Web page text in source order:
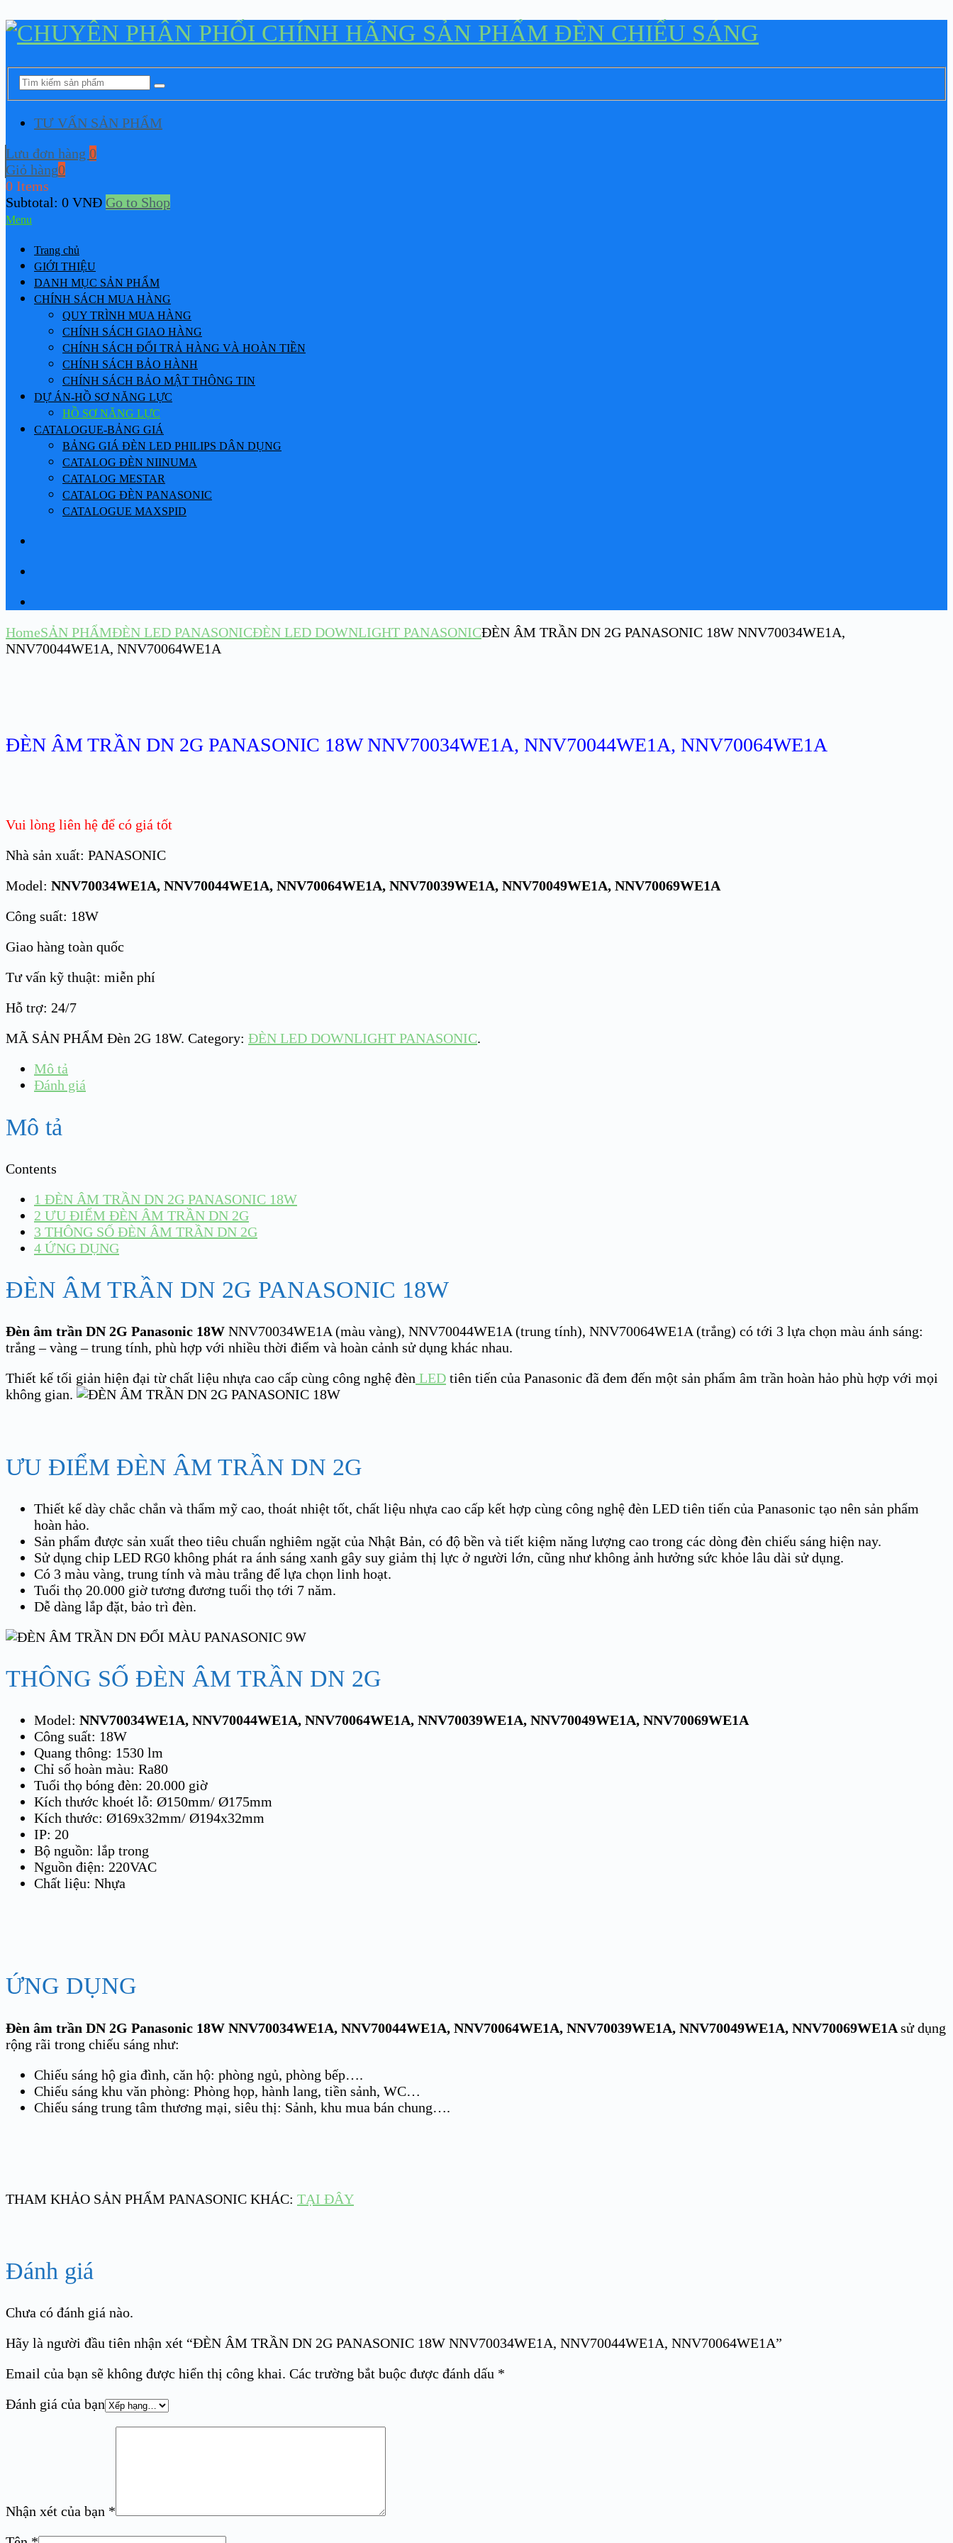
TƯ VẤN SẢN PHẨM
Lưu đơn hàng 0
Giỏ hàng0
0 Items
Subtotal: 0 VNĐ Go to Shop
Menu
Trang chủ
GIỚI THIỆU
DANH MỤC SẢN PHẨM
CHÍNH SÁCH MUA HÀNG
QUY TRÌNH MUA HÀNG
CHÍNH SÁCH GIAO HÀNG
CHÍNH SÁCH ĐỔI TRẢ HÀNG VÀ HOÀN TIỀN
CHÍNH SÁCH BẢO HÀNH
CHÍNH SÁCH BẢO MẬT THÔNG TIN
DỰ ÁN-HỒ SƠ NĂNG LỰC
HỒ SƠ NĂNG LỰC
CATALOGUE-BẢNG GIÁ
BẢNG GIÁ ĐÈN LED PHILIPS DÂN DỤNG
CATALOG ĐÈN NIINUMA
CATALOG MESTAR
CATALOG ĐÈN PANASONIC
CATALOGUE MAXSPID
HomeSẢN PHẨMĐÈN LED PANASONICĐÈN LED DOWNLIGHT PANASONICĐÈN ÂM TRẦN DN 2G PANASONIC 18W NNV70034WE1A,
NNV70044WE1A, NNV70064WE1A
ĐÈN ÂM TRẦN DN 2G PANASONIC 18W NNV70034WE1A, NNV70044WE1A, NNV70064WE1A
Vui lòng liên hệ để có giá tốt
Nhà sản xuất: PANASONIC
Model: NNV70034WE1A, NNV70044WE1A, NNV70064WE1A, NNV70039WE1A, NNV70049WE1A, NNV70069WE1A
Công suất: 18W
Giao hàng toàn quốc
Tư vấn kỹ thuật: miễn phí
Hỗ trợ: 24/7
MÃ SẢN PHẨM Đèn 2G 18W. Category: ĐÈN LED DOWNLIGHT PANASONIC.
Mô tả
Đánh giá
Mô tả
Contents
1 ĐÈN ÂM TRẦN DN 2G PANASONIC 18W
2 ƯU ĐIỂM ĐÈN ÂM TRẦN DN 2G
3 THÔNG SỐ ĐÈN ÂM TRẦN DN 2G
4 ỨNG DỤNG
ĐÈN ÂM TRẦN DN 2G PANASONIC 18W
Đèn âm trần DN 2G Panasonic 18W NNV70034WE1A (màu vàng), NNV70044WE1A (trung tính), NNV70064WE1A (trắng) có tới 3 lựa chọn màu ánh sáng:
trắng – vàng – trung tính, phù hợp với nhiều thời điểm và hoàn cảnh sử dụng khác nhau.
Thiết kế tối giản hiện đại từ chất liệu nhựa cao cấp cùng công nghệ đèn LED tiên tiến của Panasonic đã đem đến một sản phẩm âm trần hoàn hảo phù hợp với mọi
không gian.
ƯU ĐIỂM ĐÈN ÂM TRẦN DN 2G
Thiết kế dày chắc chắn và thẩm mỹ cao, thoát nhiệt tốt, chất liệu nhựa cao cấp kết hợp cùng công nghệ đèn LED tiên tiến của Panasonic tạo nên sản phẩm
hoàn hảo.
Sản phẩm được sản xuất theo tiêu chuẩn nghiêm ngặt của Nhật Bản, có độ bền và tiết kiệm năng lượng cao trong các dòng đèn chiếu sáng hiện nay.
Sử dụng chip LED RG0 không phát ra ánh sáng xanh gây suy giảm thị lực ở người lớn, cũng như không ảnh hưởng sức khỏe lâu dài sử dụng.
Có 3 màu vàng, trung tính và màu trắng để lựa chọn linh hoạt.
Tuổi thọ 20.000 giờ tương đương tuổi thọ tới 7 năm.
Dễ dàng lắp đặt, bảo trì đèn.
THÔNG SỐ ĐÈN ÂM TRẦN DN 2G
Model: NNV70034WE1A, NNV70044WE1A, NNV70064WE1A, NNV70039WE1A, NNV70049WE1A, NNV70069WE1A
Công suất: 18W
Quang thông: 1530 lm
Chỉ số hoàn màu: Ra80
Tuổi thọ bóng đèn: 20.000 giờ
Kích thước khoét lỗ: Ø150mm/ Ø175mm
Kích thước: Ø169x32mm/ Ø194x32mm
IP: 20
Bộ nguồn: lắp trong
Nguồn điện: 220VAC
Chất liệu: Nhựa
ỨNG DỤNG
Đèn âm trần DN 2G Panasonic 18W NNV70034WE1A, NNV70044WE1A, NNV70064WE1A, NNV70039WE1A, NNV70049WE1A, NNV70069WE1Asử dụng
rộng rãi trong chiếu sáng như:
Chiếu sáng hộ gia đình, căn hộ: phòng ngủ, phòng bếp….
Chiếu sáng khu văn phòng: Phòng họp, hành lang, tiền sảnh, WC…
Chiếu sáng trung tâm thương mại, siêu thị: Sảnh, khu mua bán chung….
THAM KHẢO SẢN PHẨM PANASONIC KHÁC: TẠI ĐÂY
Đánh giá
Chưa có đánh giá nào.
Hãy là người đầu tiên nhận xét “ĐÈN ÂM TRẦN DN 2G PANASONIC 18W NNV70034WE1A, NNV70044WE1A, NNV70064WE1A”
Email của bạn sẽ không được hiển thị công khai. Các trường bắt buộc được đánh dấu *
Đánh giá của bạn
Nhận xét của bạn *